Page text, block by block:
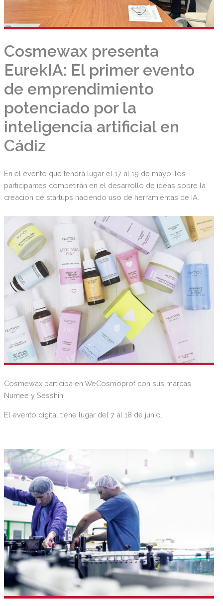
Cosmewax presenta
EurekIA: El primer evento
de emprendimiento
potenciado por la
inteligencia artificial en
Cádiz
En el evento que tendrá lugar el 17 al 19 de mayo, los
participantes competirán en el desarrollo de ideas sobre la
creación de startups haciendo uso de herramientas de IA.
Cosmewax participa en WeCosmoprof con sus marcas
Numee y Sesshin
El evento digital tiene lugar del 7 al 18 de junio.